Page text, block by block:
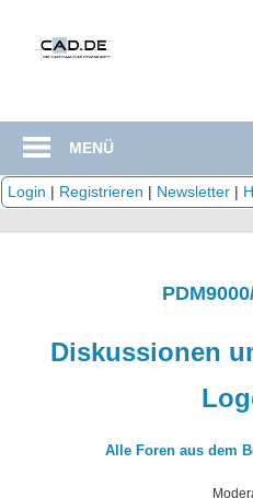
MENÜ
Login | Registrieren | Newsletter |
Diskussionen
Alle Foren aus dem